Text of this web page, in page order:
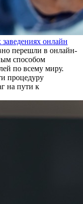
онлайн
перешли в онлайн-
способом
по всему миру.
процедуру
на пути к